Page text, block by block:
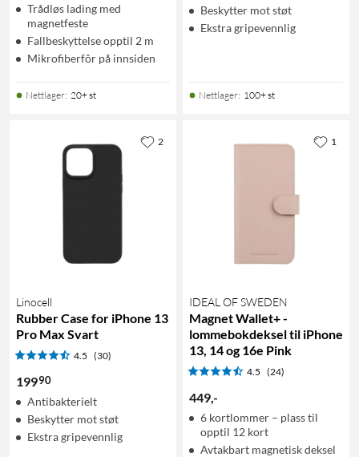
Trådløs lading med
magnetfeste
Fallbeskyttelse opptil 2 m
Mikrofiberfôr på innsiden
Nettlager: 20+ st
Beskytter mot støt
Ekstra gripevennlig
Nettlager: 100+ st
Linocell
Rubber Case for iPhone 13
Pro Max Svart
4.5 (30)
19990
Antibakterielt
Beskytter mot støt
Ekstra gripevennlig
2
IDEAL OF SWEDEN
Magnet Wallet+ -
lommebokdeksel til iPhone
13, 14 og 16e Pink
4.5 (24)
449,-
6 kortlommer – plass til
opptil 12 kort
Avtakbart magnetisk deksel
1